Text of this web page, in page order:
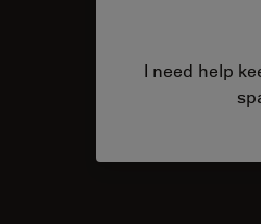
I need help